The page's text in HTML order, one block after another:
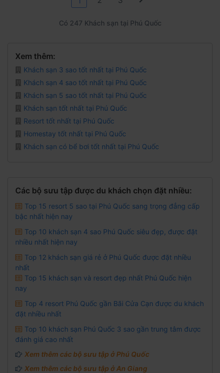
Có 247 Khách sạn tại Phú Quốc
Xem thêm:
Khách sạn 3 sao tốt nhất tại Phú Quốc
Khách sạn 4 sao tốt nhất tại Phú Quốc
Khách sạn 5 sao tốt nhất tại Phú Quốc
Khách sạn tốt nhất tại Phú Quốc
Resort tốt nhất tại Phú Quốc
Homestay tốt nhất tại Phú Quốc
Khách sạn có bể bơi tốt nhất tại Phú Quốc
Các bộ sưu tập được du khách chọn đặt nhiều:
Top 15 resort 5 sao tại Phú Quốc sang trọng đẳng cấp
bậc nhất hiện nay
Top 10 khách sạn 4 sao Phú Quốc siêu đẹp, được đặt
nhiều nhất hiện nay
Top 12 khách sạn giá rẻ ở Phú Quốc được đặt nhiều
nhất
Top 15 khách sạn và resort đẹp nhất Phú Quốc hiện
nay
Top 4 resort Phú Quốc gần Bãi Cửa Cạn được du khách
đặt nhiều nhất
Top 10 khách sạn Phú Quốc 3 sao gần trung tâm được
đánh giá cao nhất
Xem thêm các bộ sưu tập ở Phú Quốc
Xem thêm các bộ sưu tập ở An Giang